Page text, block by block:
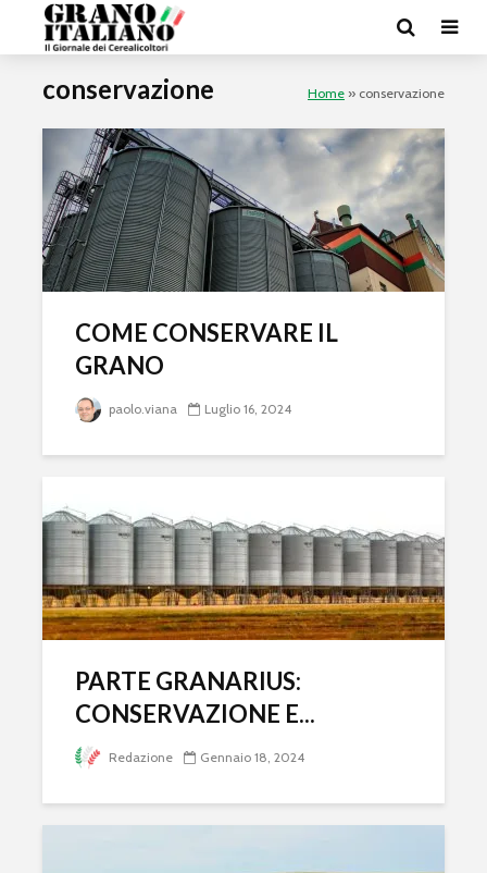
conservazione Home » conservazione
COME CONSERVARE IL
GRANO
paolo.viana Luglio 16, 2024
PARTE GRANARIUS:
CONSERVAZIONE E...
Redazione Gennaio 18, 2024